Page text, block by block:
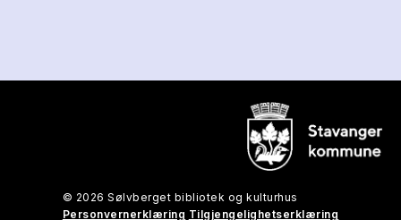
© 2026 Sølvberget bibliotek og kulturhus
Personvernerklæring Tilgjengelighetserklæring